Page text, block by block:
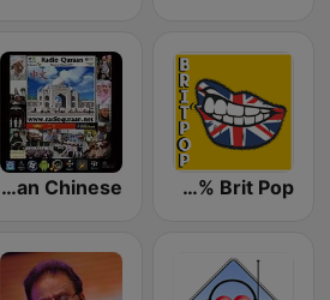
Radio 100% Brit Pop
Radio Quraan Chinese